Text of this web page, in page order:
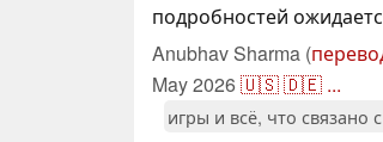
подробностей
Anubhav Sharma (
May 2026🇺🇸🇩🇪 ...
игры и всё, что связано